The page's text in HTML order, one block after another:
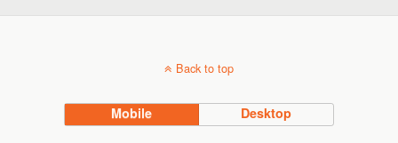
Back to top
Mobile Desktop